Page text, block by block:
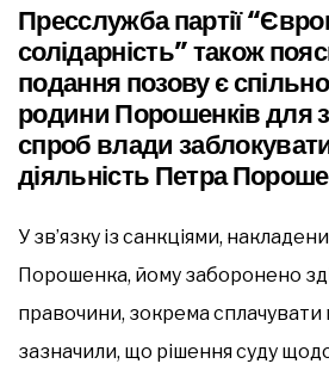
Пресслужба партії
солідарність” також
подання позову є
родини Порошенків для
спроб влади
діяльність Петра
У зв’язку із санкціями,
Порошенка, йому заборонено
правочини, зокрема сплачувати
зазначили, що рішення суду